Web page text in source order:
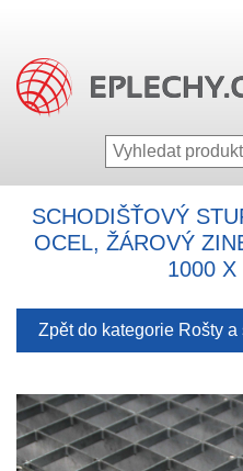
SCHODIŠŤOVÝ
OCEL, ŽÁROVÝ
1000 X
Zpět do kategorie Rošty